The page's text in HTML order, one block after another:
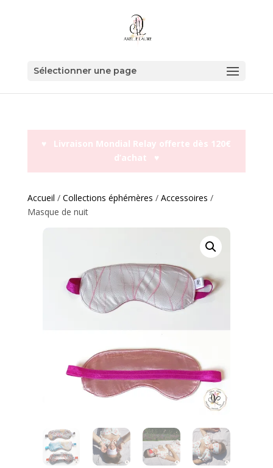
Sélectionner une page
♥︎ Livraison Mondial Relay offerte dès 120€
d’achat ♥︎
Accueil / Collections éphémères / Accessoires /
Masque de nuit